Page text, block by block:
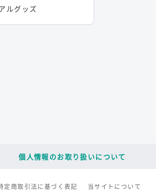
ルグッズ
個人情報のお取り扱いについて
定商取引法に基づく表記 当サイトについて